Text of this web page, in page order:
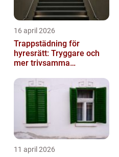
16 april 2026
Trappstädning för
hyresrätt: Tryggare och
mer trivsamma
11 april 2026